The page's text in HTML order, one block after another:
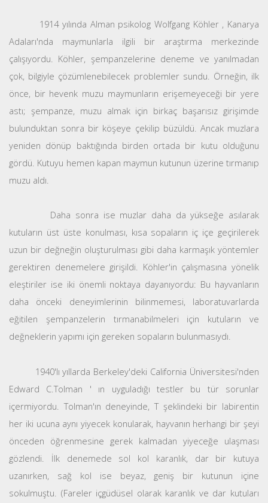
1914 yılında Alman psikolog Wolfgang Köhler , Kanarya
Adaları'nda maymunlarla ilgili bir araştırma merkezinde
çalışıyordu. Köhler, şempanzelerine deneme ve yanılmadan
çok, bilgiyle çözümlenebilecek problemler sundu. Örneğin, ilk
önce, bir hevenk muzu maymunların erişemeyeceği bir yere
astı; şempanze, muzu almak için birkaç başarısız girişimde
bulunduktan sonra bir köşeye çekilip büzüldü. Ancak muzlara
yeniden dönüp baktığında birden ortada bir kutu olduğunu
gördü. Kutuyu hemen kapan maymun kutunun üzerine tırmanıp
muzu aldı.
Daha sonra ise muzlar daha da yükseğe asılarak
kutuların üst üste konulması, kısa sopaların iç içe geçirilerek
uzun bir değneğin oluşturulması gibi daha karmaşık yöntemler
gerektiren denemelere girişildi. Köhler'in çalışmasına yönelik
eleştiriler ise iki önemli noktaya dayanıyordu: Bu hayvanların
daha önceki deneyimlerinin bilinmemesi, laboratuvarlarda
eğitilen şempanzelerin tırmanabilmeleri için kutuların ve
değneklerin yapımı için gereken sopaların bulunmasıydı.
1940'lı yıllarda Berkeley'deki California Üniversitesi'nden
Edward C.Tolman ' ın uyguladığı testler bu tür sorunlar
içermiyordu. Tolman'ın deneyinde, T şeklindeki bir labirentin
her iki ucuna aynı yiyecek konularak, hayvanın herhangi bir şeyi
önceden öğrenmesine gerek kalmadan yiyeceğe ulaşması
gözlendi. İlk denemede sol kol karanlık, dar bir kutuya
uzanırken, sağ kol ise beyaz, geniş bir kutunun içine
sokulmuştu. (Fareler içgüdüsel olarak karanlık ve dar kutuları